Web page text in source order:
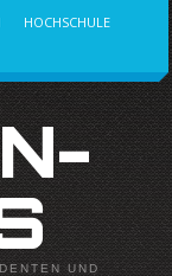
HOCHSCHULE
UND